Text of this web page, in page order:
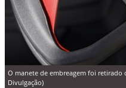
O manete de embreagem foi retirado
Divulgação)